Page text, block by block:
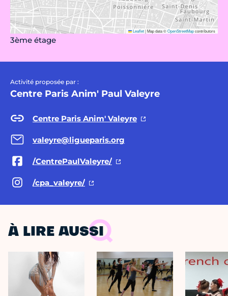
Leaflet|Map data ©OpenStreetMapcontributors
3ème étage
Activité proposée par :
Centre Paris Anim' Paul Valeyre
Centre Paris Anim' Valeyre
valeyre@ligueparis.org
/CentrePaulValeyre/
/cpa_valeyre/
À LIRE AUSSI